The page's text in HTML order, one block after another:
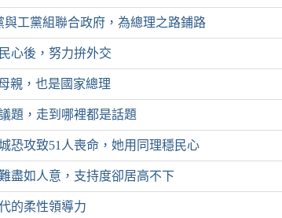
與工黨組聯合政府，為總理之路鋪路
心後，努力拚外交
親，也是國家總理
題，走到哪裡都是話題
恐攻致51人喪命，她用同理穩民心
盡如人意，支持度卻居高不下
的柔性領導力